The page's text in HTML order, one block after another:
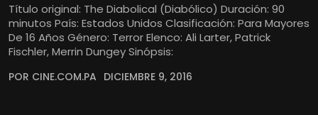
Título original: The Diabolical (Diabólico) Duración: 90
minutos País: Estados Unidos Clasificación: Para Mayores
De 16 Años Género: Terror Elenco: Ali Larter, Patrick
Fischler, Merrin Dungey Sinópsis:
POR CINE.COM.PA DICIEMBRE 9, 2016